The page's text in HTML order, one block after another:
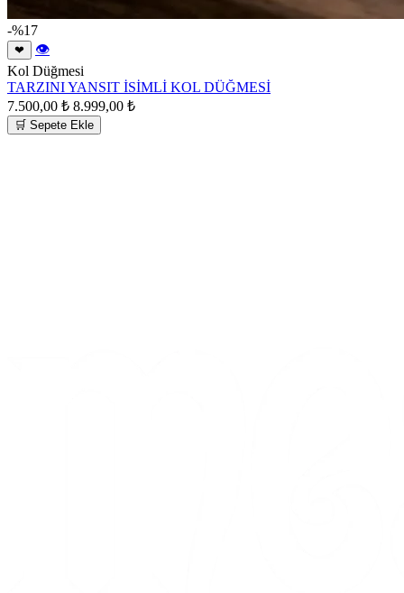
-%17
❤
👁
Kol Düğmesi
TARZINI YANSIT İSİMLİ KOL DÜĞMESİ
7.500,00 ₺ 8.999,00 ₺
🛒 Sepete Ekle